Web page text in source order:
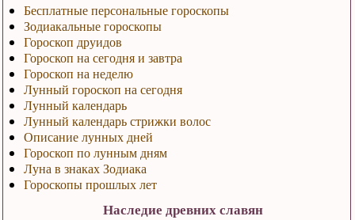
Бесплатные персональные гороскопы
Зодиакальные гороскопы
Гороскоп друидов
Гороскоп на сегодня и завтра
Гороскоп на неделю
Лунный гороскоп на сегодня
Лунный календарь
Лунный календарь стрижки волос
Описание лунных дней
Гороскоп по лунным дням
Луна в знаках Зодиака
Гороскопы прошлых лет
Наследие древних славян